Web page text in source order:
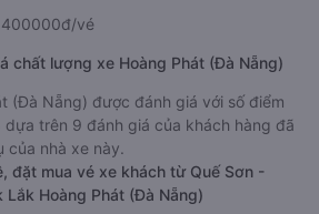
vé
chất lượng xe Hoàng Phát (Đà Nẵng)
(Đà Nẵng) được đánh giá với số điểm
trên 9 đánh giá của khách hàng đã
của nhà xe này.
đặt mua vé xe khách từ Quế Sơn -
Lắk Hoàng Phát (Đà Nẵng)